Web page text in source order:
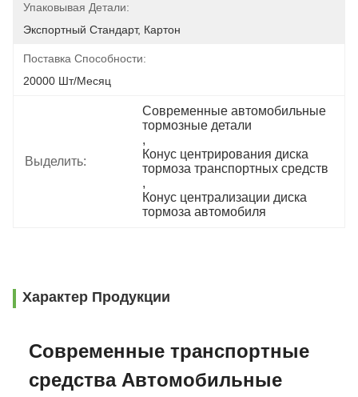
Упаковывая Детали:
Экспортный Стандарт, Картон
Поставка Способности:
20000 Шт/месяц
Выделить:
Современные автомобильные
тормозные детали
,
Конус центрирования диска
тормоза транспортных средств
,
Конус централизации диска
тормоза автомобиля
Характер Продукции
Современные транспортные
средства Автомобильные